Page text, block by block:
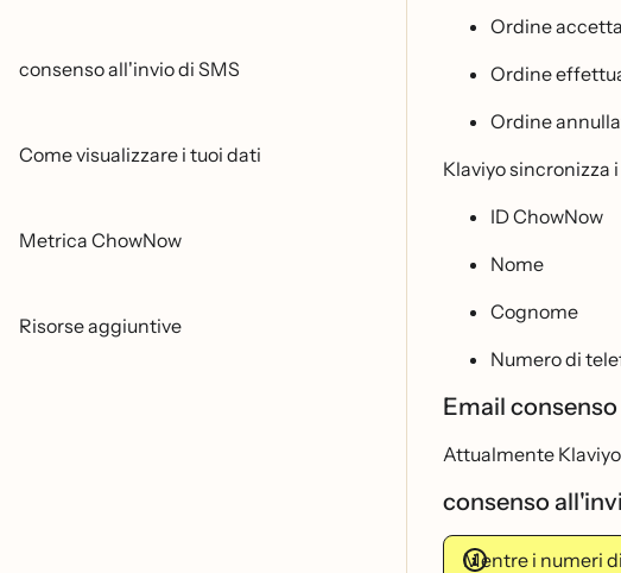
consenso all'invio di SMS
Come visualizzare i tuoi dati
Metrica ChowNow
Risorse aggiuntive
Ordine
Ordine
Ordine
Klaviyo sincronizza
ID ChowNow
Nome
Cognome
Numero di
Email consenso
Attualmente
consenso
Mentre i numeri